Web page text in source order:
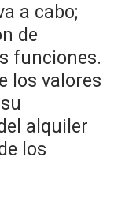
a cabo;
de
funciones.
los valores
alquiler
los